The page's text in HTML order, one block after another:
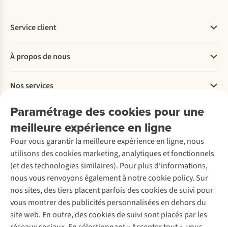
Paramétrage des cookies pour une
meilleure expérience en ligne
Pour vous garantir la meilleure expérience en ligne, nous
utilisons des cookies marketing, analytiques et fonctionnels
(et des technologies similaires). Pour plus d'informations,
nous vous renvoyons également à notre cookie policy. Sur
nos sites, des tiers placent parfois des cookies de suivi pour
vous montrer des publicités personnalisées en dehors du
site web. En outre, des cookies de suivi sont placés par les
Service client
Commander
Payer
Livraison
Rétractation d'une commande
Entretien & réparations
Garantie
Contactez-nous
À propos de nous
Explore More
À propos d’Ayacucho
Nos magasins
À propos d’A.S.Adventure
Déclaration d'accessibilité
Nos services
Location / Location sports d’hiver
Seconde-main
Entretien de ski
Service de lavage
Entretien de chaussures
Réparation de chaussures
Réparation de vêtements
Retouches
Pour les entreprises
Découvrez
Explore Camp
Gear Check
Expertise & conseils
Abonnez-vous à la newsletter
Suivez-nous